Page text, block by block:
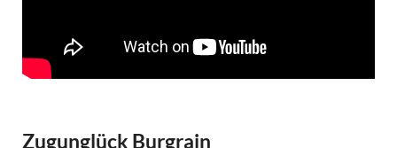
Zugunglück Burgrain